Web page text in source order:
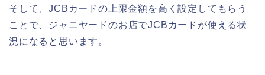
そして、JCBカードの上限金額を高く設定してもらう
ことで、ジャニヤードのお店でJCBカードが使える状
況になると思います。